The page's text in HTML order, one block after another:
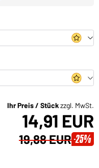
Ihr Preis / Stückzzgl. MwSt.
14,91 EUR
19,88 EUR -25%